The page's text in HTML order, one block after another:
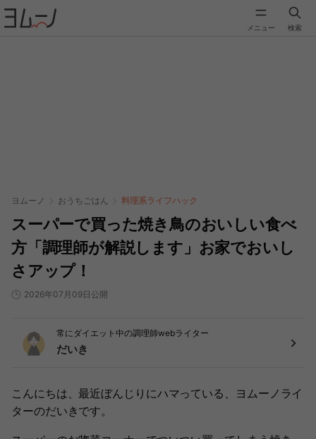
メニュー 検索
ヨムーノ おうちごはん 料理系ライフハック
スーパーで買った焼き鳥のおいしい食べ
方「調理師が解説します」お家でおいし
さアップ！
2026年07月09日公開
常にダイエット中の調理師webライター
だいき
こんにちは、最近ぼんじりにハマっている、ヨムーノライ
ターのだいきです。